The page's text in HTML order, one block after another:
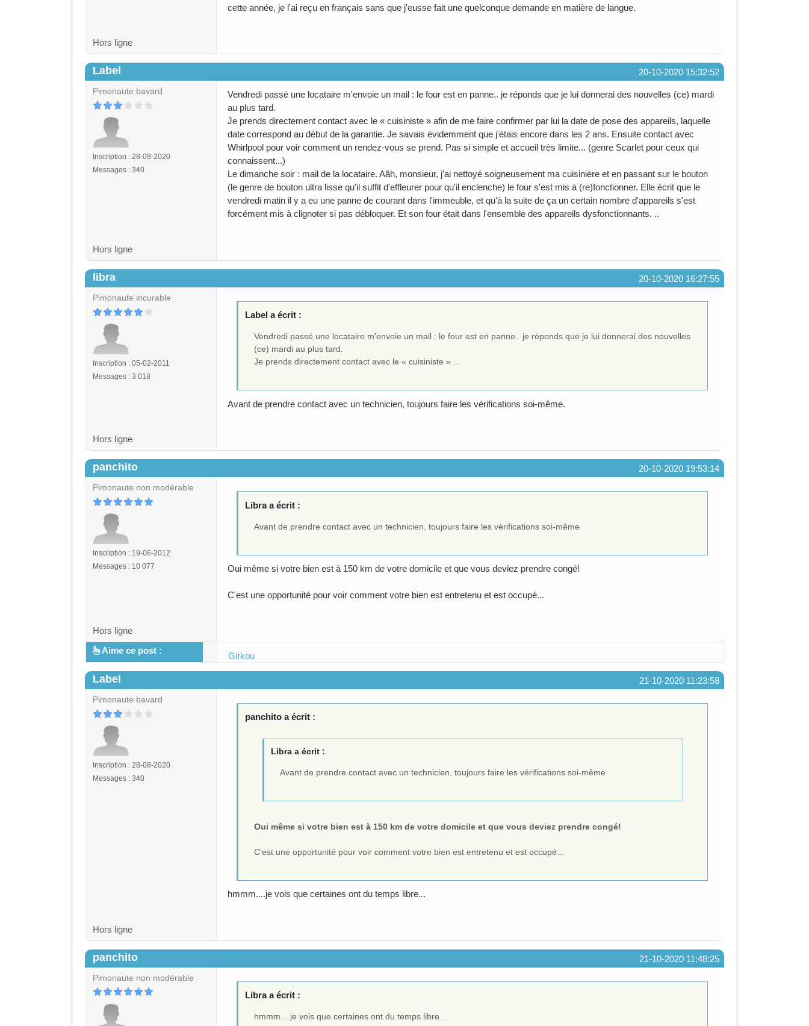
cette année, je l'ai reçu en français sans que j'eusse fait une quelconque demande en matière de langue.
Hors ligne
20-10-2020 15:32:52
Label
Pimonaute bavard
Inscription : 28-08-2020
Messages : 340
Vendredi passé une locataire m'envoie un mail : le four est en panne.. je réponds que je lui donnerai des nouvelles (ce) mardi
au plus tard.
Je prends directement contact avec le « cuisiniste » afin de me faire confirmer par lui la date de pose des appareils, laquelle
date correspond au début de la garantie. Je savais évidemment que j'étais encore dans les 2 ans. Ensuite contact avec
Whirlpool pour voir comment un rendez-vous se prend. Pas si simple et accueil très limite... (genre Scarlet pour ceux qui
connaissent...)
Le dimanche soir : mail de la locataire. Aâh, monsieur, j'ai nettoyé soigneusement ma cuisinière et en passant sur le bouton
(le genre de bouton ultra lisse qu'il suffit d'effleurer pour qu'il enclenche) le four s'est mis à (re)fonctionner. Elle écrit que le
vendredi matin il y a eu une panne de courant dans l'immeuble, et qu'à la suite de ça un certain nombre d'appareils s'est
forcément mis à clignoter si pas débloquer. Et son four était dans l'ensemble des appareils dysfonctionnants. ..
Hors ligne
20-10-2020 16:27:55
libra
Pimonaute incurable
Inscription : 05-02-2011
Messages : 3 018
Label a écrit :
Vendredi passé une locataire m'envoie un mail : le four est en panne.. je réponds que je lui donnerai des nouvelles
(ce) mardi au plus tard.
Je prends directement contact avec le « cuisiniste » ...
Avant de prendre contact avec un technicien, toujours faire les vérifications soi-même.
Hors ligne
20-10-2020 19:53:14
panchito
Pimonaute non modérable
Inscription : 19-06-2012
Messages : 10 077
Libra a écrit :
Avant de prendre contact avec un technicien, toujours faire les vérifications soi-même
Oui même si votre bien est à 150 km de votre domicile et que vous deviez prendre congé!
C'est une opportunité pour voir comment votre bien est entretenu et est occupé...
Hors ligne
Aime ce post :
Girkou
21-10-2020 11:23:58
Label
Pimonaute bavard
Inscription : 28-08-2020
Messages : 340
panchito a écrit :
Libra a écrit :
Avant de prendre contact avec un technicien, toujours faire les vérifications soi-même
Oui même si votre bien est à 150 km de votre domicile et que vous deviez prendre congé!
C'est une opportunité pour voir comment votre bien est entretenu et est occupé...
hmmm....je vois que certaines ont du temps libre...
Hors ligne
21-10-2020 11:48:25
panchito
Pimonaute non modérable
Libra a écrit :
hmmm....je vois que certaines ont du temps libre...